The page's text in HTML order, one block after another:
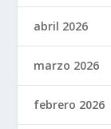
abril 2026
marzo 2026
febrero 2026